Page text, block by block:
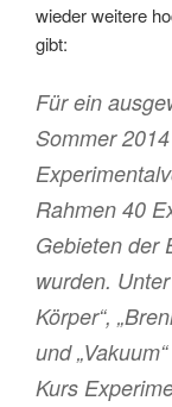
wieder weitere
gibt:
Für ein
Sommer
Rahmen 40
Gebieten der
wurden.
Körper“,
und
Kurs